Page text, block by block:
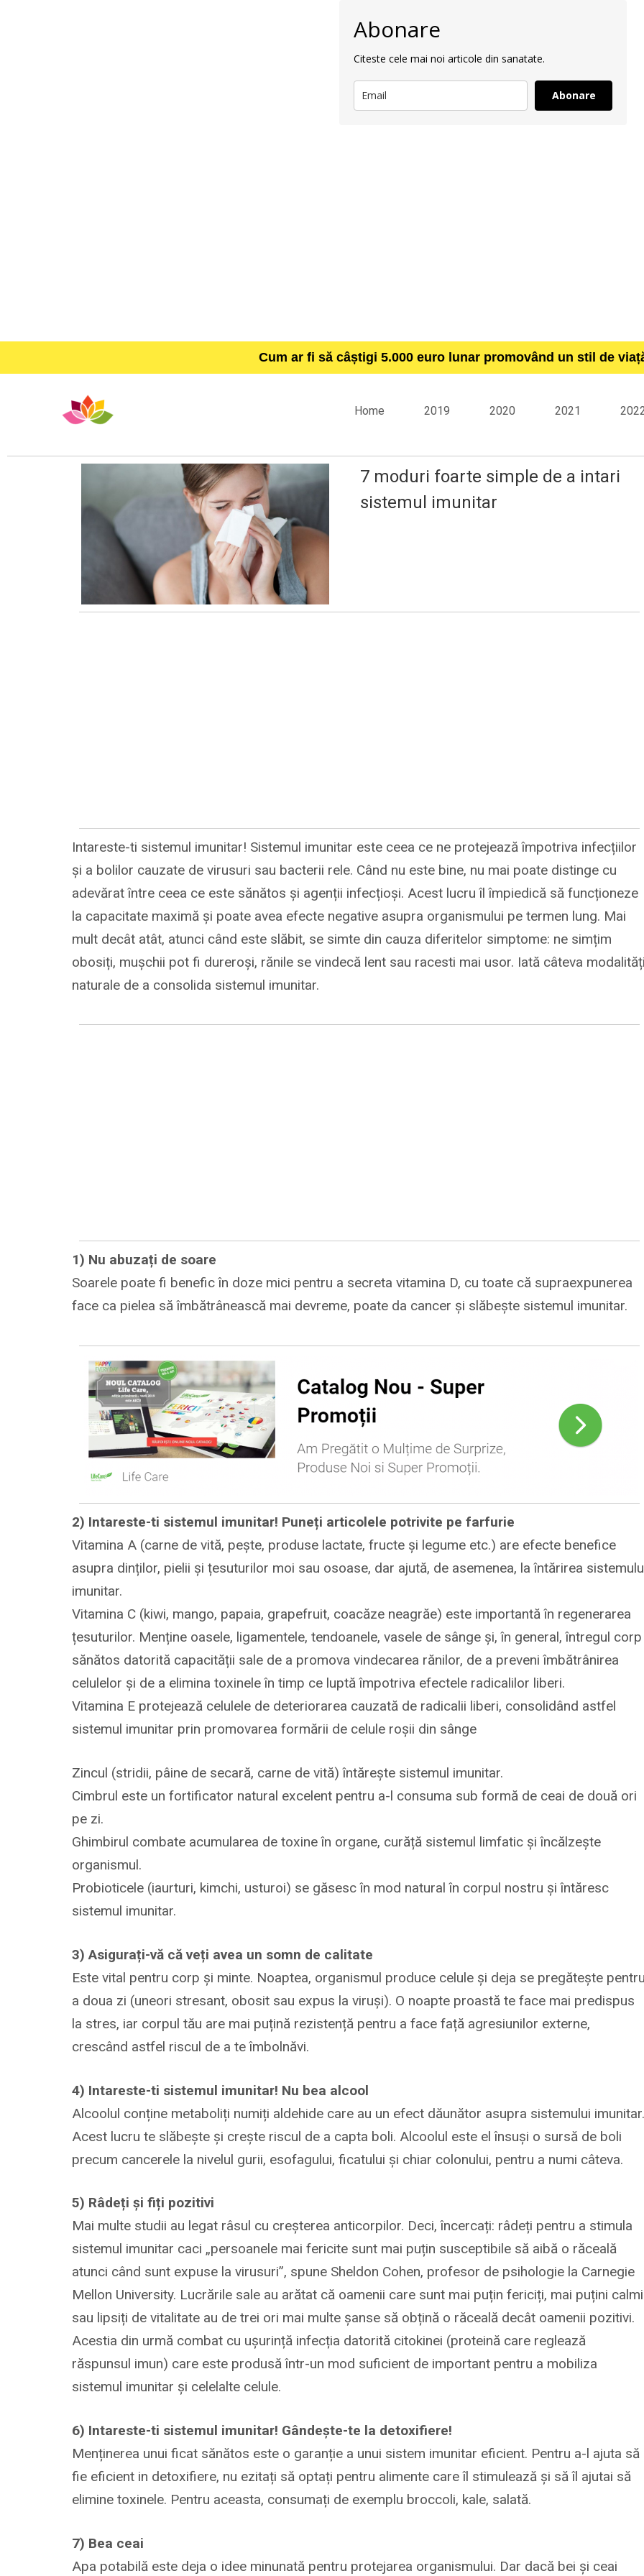
Abonare
Citeste cele mai noi articole din sanatate.
Abonare
Cum ar fi să câștigi 5.000 euro lunar promovând un stil de
Home 2019 2020 2021
7 moduri foarte simple de a intari
sistemul imunitar
Intareste-ti sistemul imunitar! Sistemul imunitar este ceea ce ne protejează împotriva infecțiilor
și a bolilor cauzate de virusuri sau bacterii rele. Când nu este bine, nu mai poate distinge cu
adevărat între ceea ce este sănătos și agenții infecțioși. Acest lucru îl împiedică să funcționeze
la capacitate maximă și poate avea efecte negative asupra organismului pe termen lung. Mai
mult decât atât, atunci când este slăbit, se simte din cauza diferitelor simptome: ne simțim
obosiți, mușchii pot fi dureroși, rănile se vindecă lent sau racesti mai usor. Iată câteva
naturale de a consolida sistemul imunitar.
1) Nu abuzați de soare
Soarele poate fi benefic în doze mici pentru a secreta vitamina D, cu toate că supraexpunerea
face ca pielea să îmbătrânească mai devreme, poate da cancer și slăbește sistemul imunitar.
2) Intareste-ti sistemul imunitar! Puneți articolele potrivite pe farfurie
Vitamina A (carne de vită, pește, produse lactate, fructe și legume etc.) are efecte benefice
asupra dinților, pielii și țesuturilor moi sau osoase, dar ajută, de asemenea, la întărirea
imunitar.
Vitamina C (kiwi, mango, papaia, grapefruit, coacăze neagrăe) este importantă în regenerarea
țesuturilor. Menține oasele, ligamentele, tendoanele, vasele de sânge și, în general, întregul corp
sănătos datorită capacității sale de a promova vindecarea rănilor, de a preveni îmbătrânirea
celulelor și de a elimina toxinele în timp ce luptă împotriva efectele radicalilor liberi.
Vitamina E protejează celulele de deteriorarea cauzată de radicalii liberi, consolidând astfel
sistemul imunitar prin promovarea formării de celule roșii din sânge
Zincul (stridii, pâine de secară, carne de vită) întărește sistemul imunitar.
Cimbrul este un fortificator natural excelent pentru a-l consuma sub formă de ceai de două ori
pe zi.
Ghimbirul combate acumularea de toxine în organe, curăță sistemul limfatic și încălzește
organismul.
Probioticele (iaurturi, kimchi, usturoi) se găsesc în mod natural în corpul nostru și întăresc
sistemul imunitar.
3) Asigurați-vă că veți avea un somn de calitate
Este vital pentru corp și minte. Noaptea, organismul produce celule și deja se pregătește
a doua zi (uneori stresant, obosit sau expus la viruși). O noapte proastă te face mai predispus
la stres, iar corpul tău are mai puțină rezistență pentru a face față agresiunilor externe,
crescând astfel riscul de a te îmbolnăvi.
4) Intareste-ti sistemul imunitar! Nu bea alcool
Alcoolul conține metaboliți numiți aldehide care au un efect dăunător asupra sistemului imunitar.
Acest lucru te slăbește și crește riscul de a capta boli. Alcoolul este el însuși o sursă de boli
precum cancerele la nivelul gurii, esofagului, ficatului și chiar colonului, pentru a numi câteva.
5) Râdeți și fiți pozitivi
Mai multe studii au legat râsul cu creșterea anticorpilor. Deci, încercați: râdeți pentru a stimula
sistemul imunitar caci „persoanele mai fericite sunt mai puțin susceptibile să aibă o răceală
atunci când sunt expuse la virusuri”, spune Sheldon Cohen, profesor de psihologie la Carnegie
Mellon University. Lucrările sale au arătat că oamenii care sunt mai puțin fericiți, mai puțini calmi
sau lipsiți de vitalitate au de trei ori mai multe șanse să obțină o răceală decât oamenii pozitivi.
Acestia din urmă combat cu ușurință infecția datorită citokinei (proteină care reglează
răspunsul imun) care este produsă într-un mod suficient de important pentru a mobiliza
sistemul imunitar și celelalte celule.
6) Intareste-ti sistemul imunitar! Gândește-te la detoxifiere!
Menținerea unui ficat sănătos este o garanție a unui sistem imunitar eficient. Pentru a-l ajuta să
fie eficient in detoxifiere, nu ezitați să optați pentru alimente care îl stimulează și să îl ajutai să
elimine toxinele. Pentru aceasta, consumați de exemplu broccoli, kale, salată.
7) Bea ceai
Apa potabilă este deja o idee minunată pentru protejarea organismului. Dar dacă bei și ceai